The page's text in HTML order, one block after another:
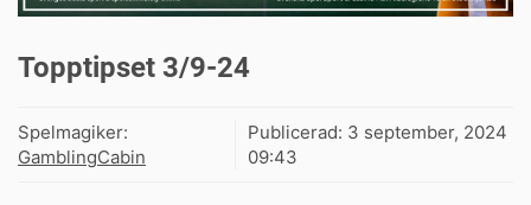
Topptipset 3/9-24
Spelmagiker:
GamblingCabin
Publicerad: 3 september, 2024
09:43